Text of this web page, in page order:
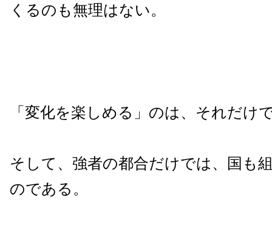
くるのも無理はない。
「変化を楽しめる」のは、それだけ
そして、強者の都合だけでは、国も
のである。